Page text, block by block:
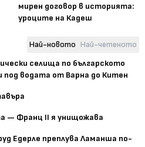
мирен договор в историята:
уроците на Кадеш
Най-новото Най-четеното
селища по българското
под водата от Варна до Китен
— Франц II я унищожава
Едерле преплува Ламанша по-